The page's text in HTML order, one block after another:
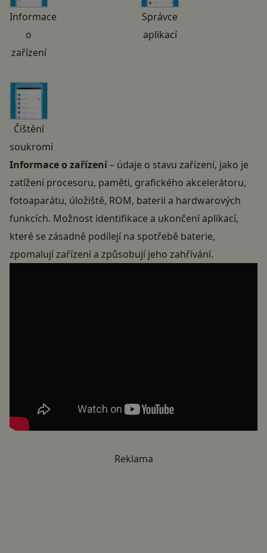
Informace
o
zařízení
Správce
aplikací
Čištění
soukromí
Informace o zařízení– údaje o stavu zařízení, jako je
zatížení procesoru, paměti, grafického akcelerátoru,
fotoaparátu, úložiště, ROM, baterii a hardwarových
funkcích. Možnost identifikace a ukončení aplikací,
které se zásadně podílejí na spotřebě baterie,
zpomalují zařízení a způsobují jeho zahřívání.
Reklama